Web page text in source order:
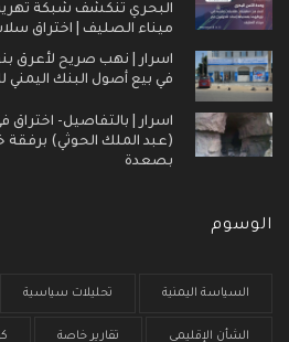
البحري تنكشف شبكة
ميناء الصليف | اختراق
اسرار | نهب صريح لأعرق
في بيع أصول البنك اليمني
اسرار | بالتفاصيل- اختراق
(عبد الملك الحوثي) برفقة
بصعدة
الوسوم
السياسة اليمنية تحليلات سياسية
الشأن الإقليمي تقارير خاصة